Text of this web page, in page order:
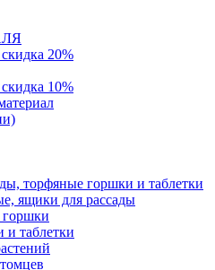
20%
10%
торфяные горшки и таблетки
ящики для рассады
горшки
таблетки